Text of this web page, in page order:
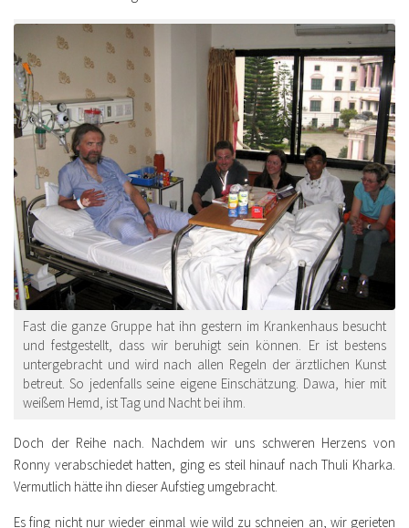
Fast die ganze Gruppe hat ihn gestern im Krankenhaus besucht
und festgestellt, dass wir beruhigt sein können. Er ist bestens
untergebracht und wird nach allen Regeln der ärztlichen Kunst
betreut. So jedenfalls seine eigene Einschätzung. Dawa, hier mit
weißem Hemd, ist Tag und Nacht bei ihm.
Doch der Reihe nach. Nachdem wir uns schweren Herzens von
Ronny verabschiedet hatten, ging es steil hinauf nach Thuli Kharka.
Vermutlich hätte ihn dieser Aufstieg umgebracht.
Es fing nicht nur wieder einmal wie wild zu schneien an, wir gerieten